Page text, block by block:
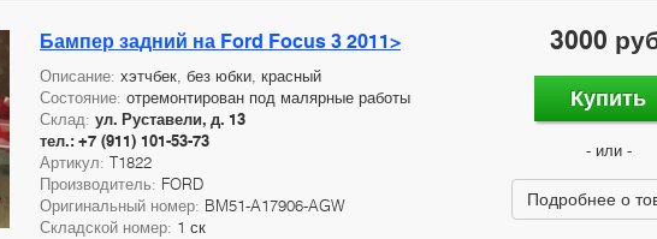
Бампер задний на Ford Focus 3 2011>
Описание: хэтчбек, без юбки, красный
Состояние: отремонтирован под малярные работы
Склад: ул. Руставели, д. 13
тел.: +7 (911) 101-53-73
Артикул: T1822
Производитель: FORD
Оригинальный номер: BM51-A17906-AGW
Складской номер: 1 ск
3000
Купить
- или -
Подробнее о